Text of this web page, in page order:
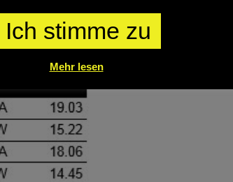
Ich stimme zu
Mehr lesen